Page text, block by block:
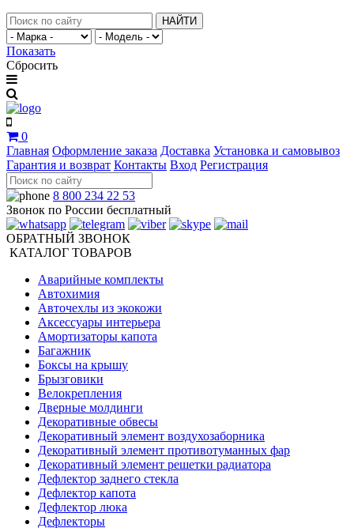
НАЙТИ
Показать
Сбросить
0
Главная Оформление заказа Доставка Установка и самовывоз
Гарантия и возврат Контакты Вход Регистрация
8 800 234 22 53
Звонок по России бесплатный
ОБРАТНЫЙ ЗВОНОК
КАТАЛОГ ТОВАРОВ
Аварийные комплекты
Автохимия
Авточехлы из экокожи
Аксессуары интерьера
Амортизаторы капота
Багажник
Боксы на крышу
Брызговики
Велокрепления
Дверные молдинги
Декоративные обвесы
Декоративный элемент воздухозаборника
Декоративный элемент противотуманных фар
Декоративный элемент решетки радиатора
Дефлектор заднего стекла
Дефлектор капота
Дефлектор люка
Дефлекторы